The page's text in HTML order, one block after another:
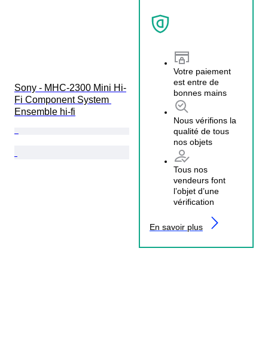
Votre paiement
est entre de
bonnes mains
Nous vérifions la
qualité de tous
nos objets
Tous nos
vendeurs font
l’objet d’une
vérification
En savoir plus
Sony - MHC-2300 Mini Hi-
Fi Component System
Ensemble hi-fi